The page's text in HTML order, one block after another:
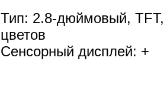
Тип: 2.8-дюймовый, TFT,
цветов
Сенсорный дисплей: +